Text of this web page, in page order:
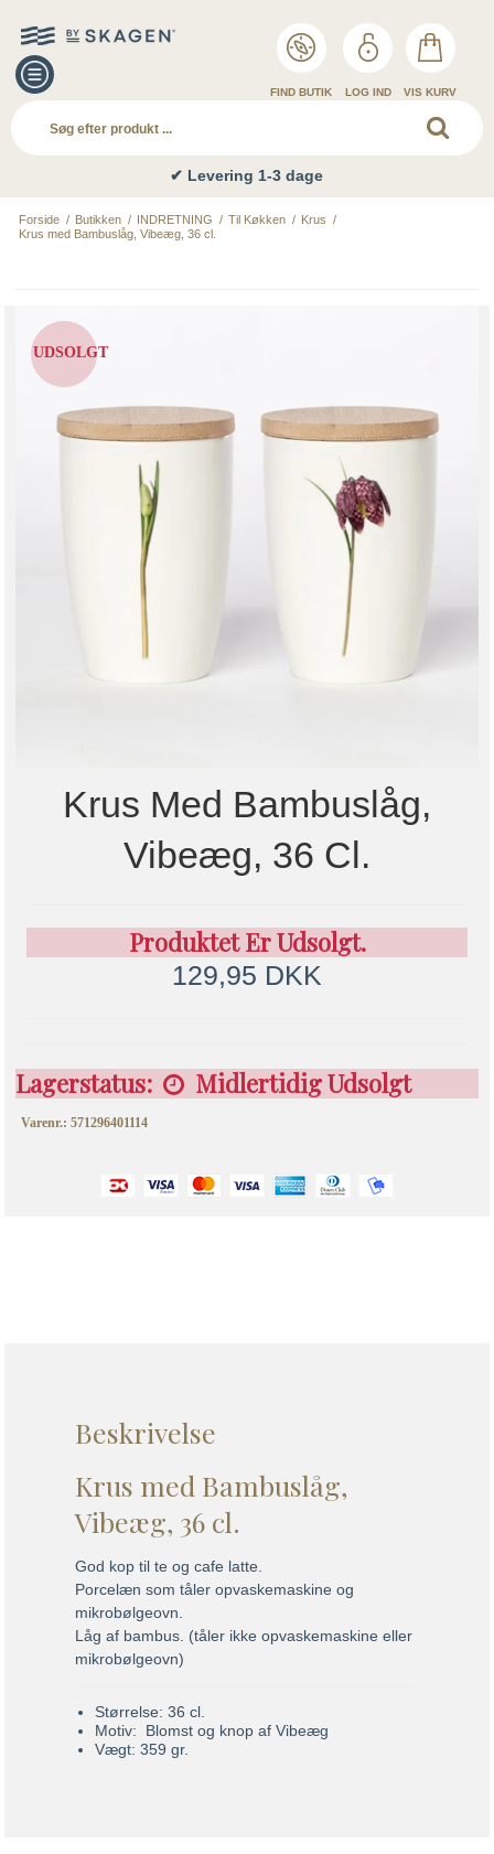
FIND BUTIK LOG IND VIS KURV
✔ Levering 1-3 dage
Forside / Butikken / INDRETNING / Til Køkken / Krus /
Krus med Bambuslåg, Vibeæg, 36 cl.
UDSOLGT
Krus Med Bambuslåg,
Vibeæg, 36 Cl.
Produktet Er Udsolgt.
129,95 DKK
Lagerstatus: Midlertidig Udsolgt
Varenr.: 571296401114
Beskrivelse
Krus med Bambuslåg,
Vibeæg, 36 cl.
God kop til te og cafe latte.
Porcelæn som tåler opvaskemaskine og
mikrobølgeovn.
Låg af bambus. (tåler ikke opvaskemaskine eller
mikrobølgeovn)
Størrelse: 36 cl.
Motiv: Blomst og knop af Vibeæg
Vægt: 359 gr.